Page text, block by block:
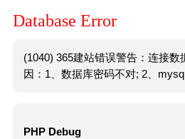
Database Error
(1040) 365建站错误警告：连接数
因：1、数据库密码不对; 2、mysql
PHP Debug